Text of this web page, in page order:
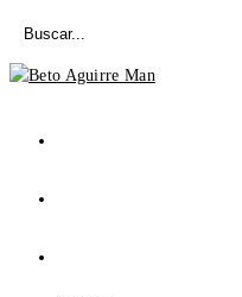
contenido
Buscar
esta